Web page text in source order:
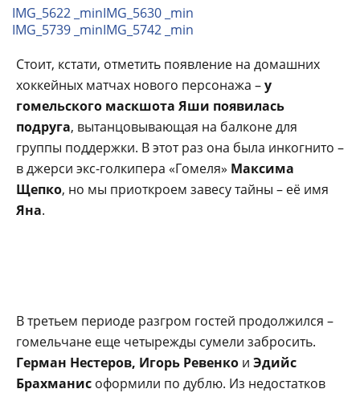
IMG_5622 _minIMG_5630 _min
IMG_5739 _minIMG_5742 _min
Стоит, кстати, отметить появление на домашних
хоккейных матчах нового персонажа –у
гомельского маскшота Яши появилась
подруга, вытанцовывающая на балконе для
группы поддержки. В этот раз она была инкогнито –
в джерси экс-голкипера «Гомеля» Максима
Щепко, но мы приоткроем завесу тайны – её имя
Яна.
В третьем периоде разгром гостей продолжился –
гомельчане еще четырежды сумели забросить.
Герман Нестеров, Игорь Ревенко и Эдийс
Брахманис оформили по дублю. Из недостатков